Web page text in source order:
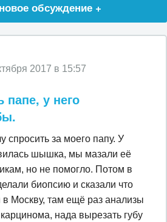
обсуждение +
2017 в 15:57
у него
спросить за моего папу. У
шышка, мы мазали её
но не помогло. Потом в
биопсию и сказали что
Москву, там ещё раз анализы
нада вырезать губу